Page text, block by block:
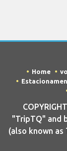
Home
"TripTQ" and
(also known